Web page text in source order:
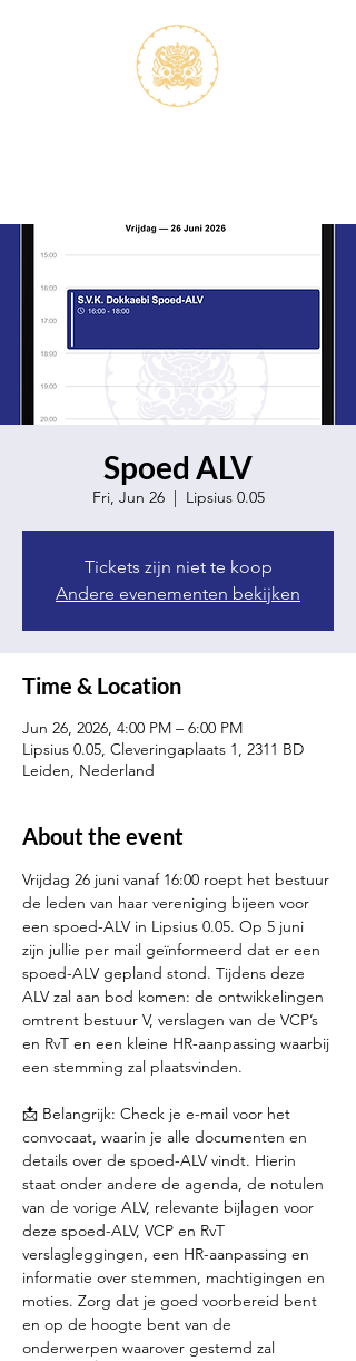
Spoed ALV
Fri, Jun 26
  |
Lipsius 0.05
Tickets zijn niet te koop
Andere evenementen bekijken
Time & Location
Jun 26, 2026, 4:00 PM – 6:00 PM
Lipsius 0.05, Cleveringaplaats 1, 2311 BD
Leiden, Nederland
About the event
Vrijdag 26 juni vanaf 16:00 roept het bestuur
de leden van haar vereniging bijeen voor
een spoed-ALV in Lipsius 0.05. Op 5 juni
zijn jullie per mail geïnformeerd dat er een
spoed-ALV gepland stond. Tijdens deze
ALV zal aan bod komen: de ontwikkelingen
omtrent bestuur V, verslagen van de VCP’s
en RvT en een kleine HR-aanpassing waarbij
een stemming zal plaatsvinden.
📩 Belangrijk: Check je e-mail voor het
convocaat, waarin je alle documenten en
details over de spoed-ALV vindt. Hierin
staat onder andere de agenda, de notulen
van de vorige ALV, relevante bijlagen voor
deze spoed-ALV, VCP en RvT
verslagleggingen, een HR-aanpassing en
informatie over stemmen, machtigingen en
moties. Zorg dat je goed voorbereid bent
en op de hoogte bent van de
onderwerpen waarover gestemd zal